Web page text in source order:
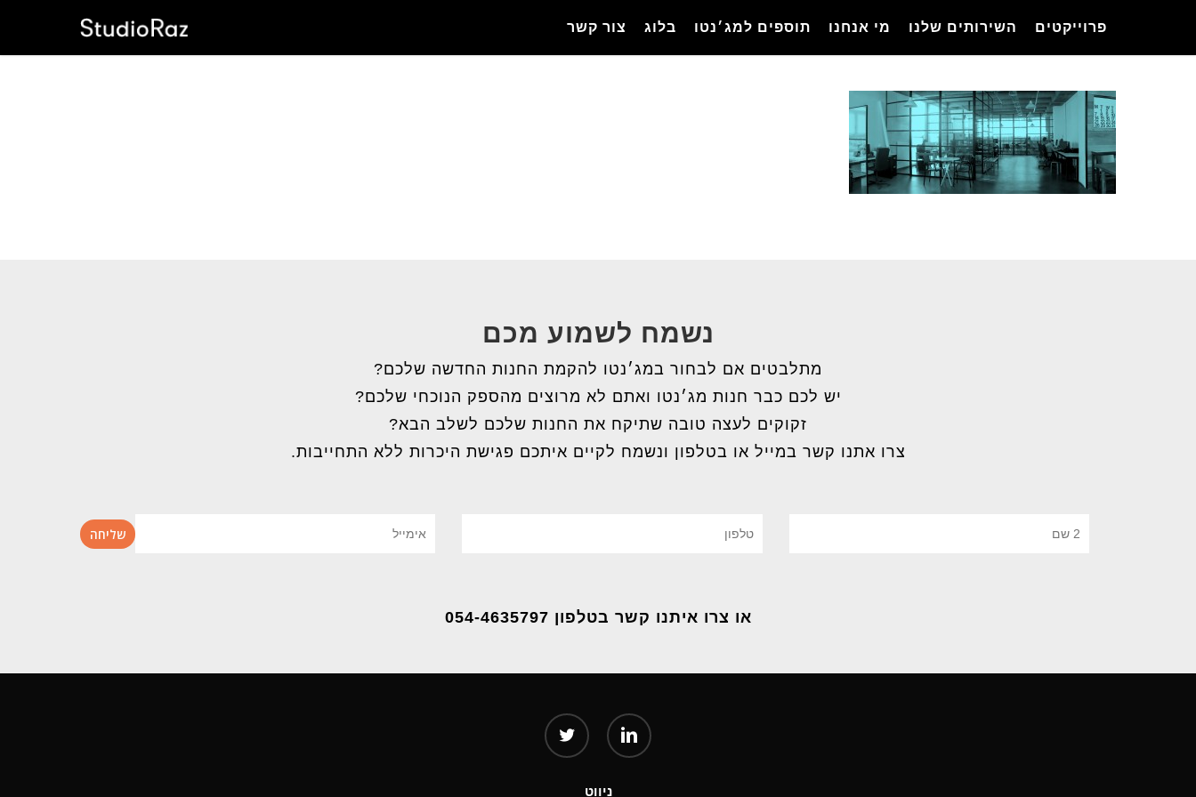
main
פרוייקטים השירותים שלנו מי אנחנו תוספים למג׳נטו בלוג צור קשר
נשמח לשמוע מכם
מתלבטים אם לבחור במג׳נטו להקמת החנות החדשה שלכם?
יש לכם כבר חנות מג׳נטו ואתם לא מרוצים מהספק הנוכחי שלכם?
זקוקים לעצה טובה שתיקח את החנות שלכם לשלב הבא?
צרו אתנו קשר במייל או בטלפון ונשמח לקיים איתכם פגישת היכרות ללא התחייבות.
או צרו איתנו קשר בטלפון 054-4635797
twitter linkedin
ניווט